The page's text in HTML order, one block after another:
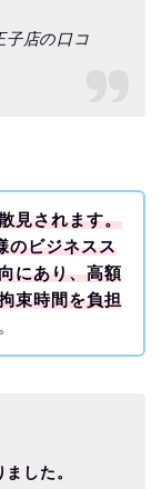
子店の口コ
見されます。
のビジネスス
にあり、高額
束時間を負担
した。